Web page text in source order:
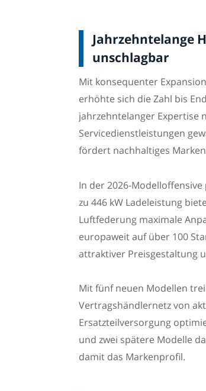
Jahrzehntelange
unschlagbar
Mit konsequenter
erhöhte sich die Zahl bis
jahrzehntelanger Expertise
Servicedienstleistungen
fördert nachhaltiges
In der 2026-
zu 446 kW Ladeleistung
Luftfederung maximale
europaweit auf über 100
attraktiver Preisgestaltung
Mit fünf neuen Modellen
Vertragshändlernetz von
Ersatzteilversorgung
und zwei spätere Modelle
damit das Markenprofil.